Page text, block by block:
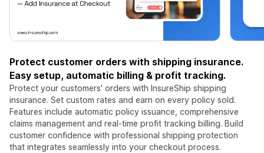
Protect customer orders with shipping insurance.
Easy setup, automatic billing & profit tracking.
Protect your customers' orders with InsureShip shipping
insurance. Set custom rates and earn on every policy sold.
Features include automatic policy issuance, comprehensive
claims management and real-time profit tracking billing. Build
customer confidence with professional shipping protection
that integrates seamlessly into your checkout process.